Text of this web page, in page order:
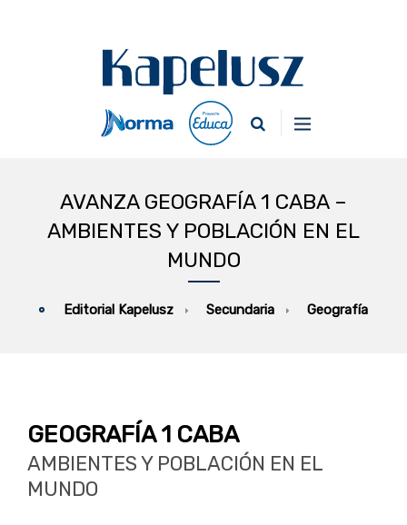
AVANZA GEOGRAFÍA 1 CABA –
AMBIENTES Y POBLACIÓN EN EL
MUNDO
Editorial Kapelusz Secundaria Geografía
GEOGRAFÍA 1 CABA
AMBIENTES Y POBLACIÓN EN EL
MUNDO